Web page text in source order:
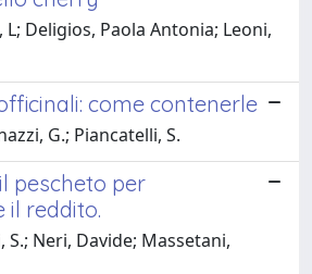
L; Deligios, Paola Antonia; Leoni,
come contenerle
G.; Piancatelli, S.
pescheto per
il reddito.
S.; Neri, Davide; Massetani,